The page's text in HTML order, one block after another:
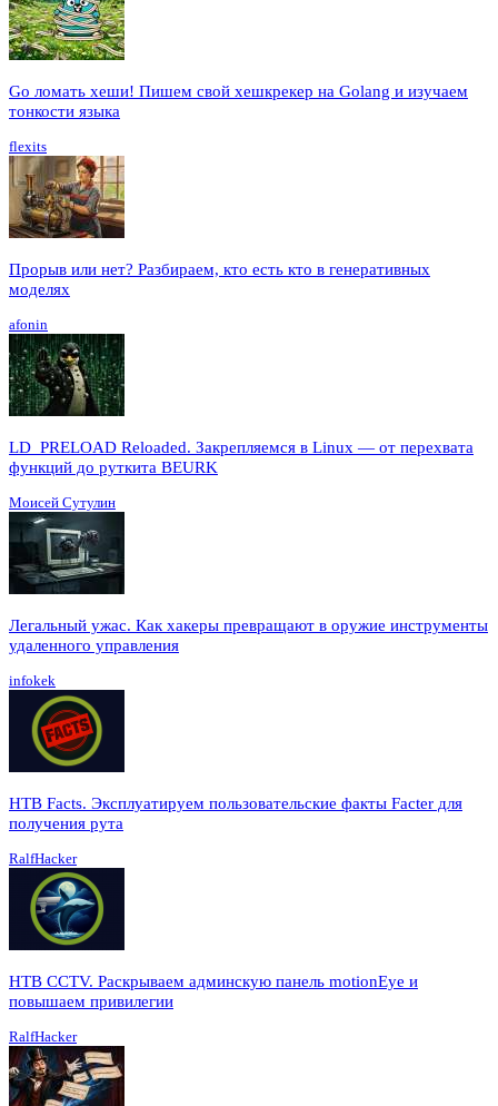
Go ломать хеши! Пишем свой хешкрекер на Golang и изучаем
тонкости языка
flexits
Прорыв или нет? Разбираем, кто есть кто в генеративных
моделях
afonin
LD_PRELOAD Reloaded. Закрепляемся в Linux — от перехвата
функций до руткита BEURK
Моисей Сутулин
Легальный ужас. Как хакеры превращают в оружие инструменты
удаленного управления
infokek
HTB Facts. Эксплуатируем пользовательские факты Facter для
получения рута
RalfHacker
HTB CCTV. Раскрываем админскую панель motionEye и
повышаем привилегии
RalfHacker